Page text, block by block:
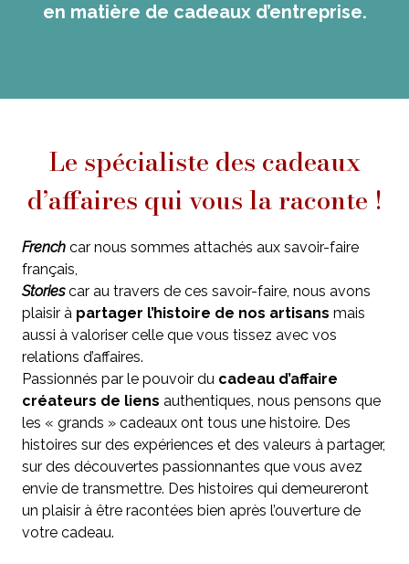
en matière de cadeaux d’entreprise.
Le spécialiste des cadeaux
d’affaires qui vous la raconte !
French car nous sommes attachés aux savoir-faire
français,
Storiescar au travers de ces savoir-faire, nous avons
plaisir à partager l’histoire de nos artisans mais
aussi à valoriser celle que vous tissez avec vos
relations d’affaires.
Passionnés par le pouvoir du cadeau d’affaire
créateurs de liens authentiques, nous pensons que
les « grands » cadeaux ont tous une histoire. Des
histoires sur des expériences et des valeurs à partager,
sur des découvertes passionnantes que vous avez
envie de transmettre. Des histoires qui demeureront
un plaisir à être racontées bien après l’ouverture de
votre cadeau.